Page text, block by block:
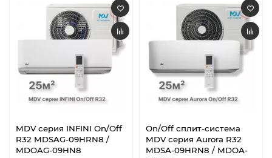
MDV серия INFINI On/Off
R32 MDSAG-09HRN8 /
MDOAG-09HN8
On/Off cплит-система
MDV серия Aurora R32
MDSA-09HRN8 / MDOA-